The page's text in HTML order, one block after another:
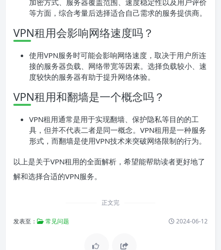
加密方式、服务器覆盖范围、速度稳定性以及用户评价
等方面，综合考量后选择适合自己需求的服务提供商。
VPN租用会影响网络速度吗？
使用VPN服务时可能会影响网络速度，取决于用户所连
接的服务器负载、网络带宽等因素。选择负载较小、速
度较快的服务器有助于提升网络体验。
VPN租用和翻墙是一个概念吗？
VPN租用通常是用于实现翻墙、保护隐私等目的的工
具，但并不代表二者是同一概念。VPN租用是一种服务
形式，而翻墙是使用VPN技术来突破网络限制的行为。
以上是关于VPN租用的全面解析，希望能帮助读者更好地了
解和选择合适的VPN服务。
正文完
发表至： 常见问题 2024-06-12